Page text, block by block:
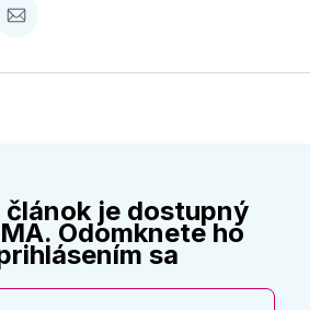
Zdieľať
E-
článok je dostupný
Odomknete ho
sa